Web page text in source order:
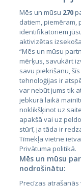
Valstis
Igaunija
Latvija
Lietuva
City24.lv
Mēs un mūsu 270
datiem, piemēram,
identifikatoriem
aktivizētas
“Mēs un mūsu
mērķus, savukārt
savu piekrišanu,
tehnoloģijas ir
var nebūt jums tik
jebkurā laikā
noklikšķinot uz
apakšā vai uz
stūrī, ja tāda ir
Tīmekļa vietne
Privātuma politikā.
Mēs un mūsu
nodrošinātu:
Precīzas